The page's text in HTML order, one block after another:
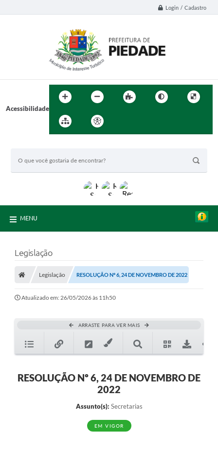
Login / Cadastro
Acessibilidade
MENU
Legislação
Legislação RESOLUÇÃO Nº 6, 24 DE NOVEMBRO DE 2022
Atualizado em: 26/05/2026 às 11h50
ARRASTE PARA VER MAIS
RESOLUÇÃO Nº 6, 24 DE NOVEMBRO DE
2022
Assunto(s): Secretarias
EM VIGOR